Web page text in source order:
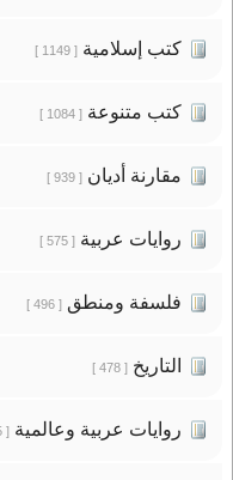
كتب إسلامية[ 1149 ]
كتب متنوعة[ 1084 ]
مقارنة أديان[ 939 ]
روايات عربية[ 575 ]
فلسفة ومنطق[ 496 ]
التاريخ[ 478 ]
روايات عربية وعالمية[ 395 ]